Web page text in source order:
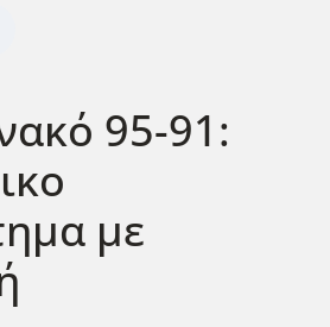
95-91:
με